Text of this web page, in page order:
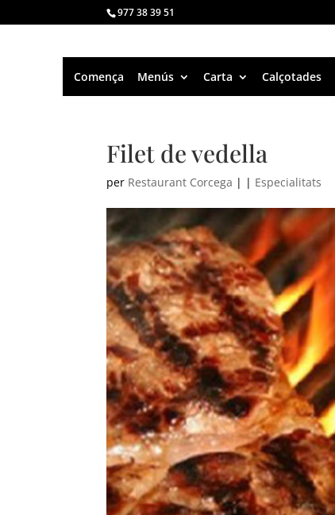
977 38 39 51
Comença Menús Carta Calçotades
Filet de vedella
per Restaurant Corcega | | Especialitats